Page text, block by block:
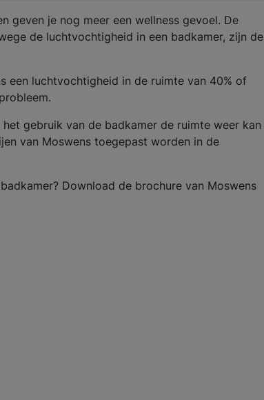
geven je nog meer een wellness gevoel. De
de luchtvochtigheid in een badkamer, zijn de
een luchtvochtigheid in de ruimte van 40% of
gebruik van de badkamer de ruimte weer kan
van Moswens toegepast worden in de
Download de brochure van Moswens